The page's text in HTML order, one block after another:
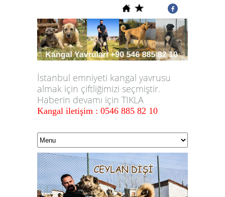
İstanbul emniyeti kangal yavrusu
almak için çiftliğimizi seçmiştir.
Haberin devamı için TIKLA
Kangal iletişim : 0546 885 82 10